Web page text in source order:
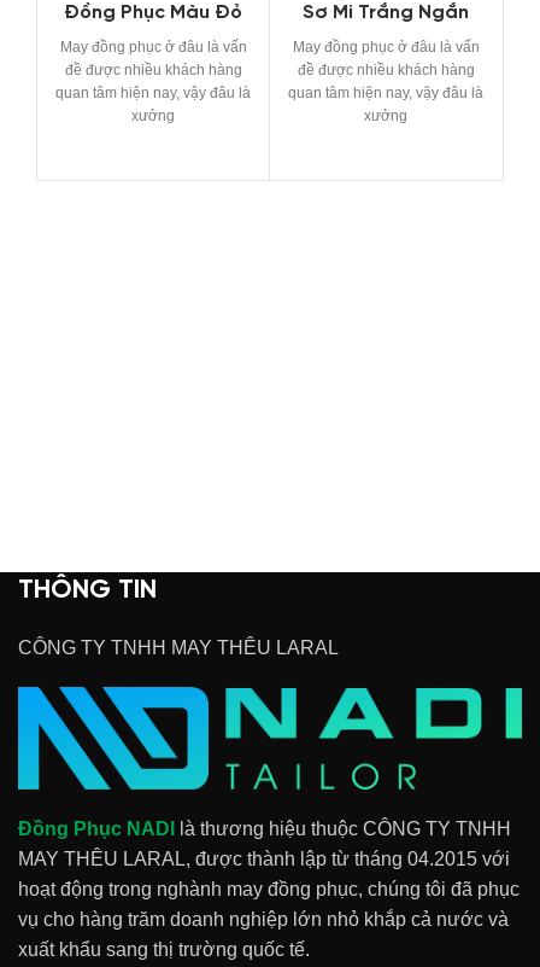
Đồng Phục Màu Đỏ
Đô
May đồng phục ở đâu là vấn
đề được nhiều khách hàng
quan tâm hiện nay, vậy đâu là
xưởng
Sơ Mi Trắng Ngắn
Tay
May đồng phục ở đâu là vấn
đề được nhiều khách hàng
quan tâm hiện nay, vậy đâu là
xưởng
THÔNG TIN
CÔNG TY TNHH MAY THÊU LARAL
Đồng Phục NADI
là thương hiệu thuộc CÔNG TY TNHH
MAY THÊU LARAL, được thành lập từ tháng 04.2015 với
hoạt động trong nghành may đồng phục, chúng tôi đã phục
vụ cho hàng trăm doanh nghiệp lớn nhỏ khắp cả nước và
xuất khẩu sang thị trường quốc tế.